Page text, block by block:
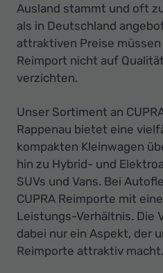
Ausland stammt und oft
als in Deutschland
attraktiven Preise müssen
Reimport nicht auf
verzichten.
Unser Sortiment an
Rappenau bietet eine
kompakten Kleinwagen
hin zu Hybrid- und
SUVs und Vans. Bei
CUPRA Reimporte mit
Leistungs-Verhältnis. Die
dabei nur ein Aspekt, der
Reimporte attraktiv macht.